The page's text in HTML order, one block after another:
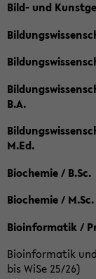
Bild- und
B.A.
M.Ed.
Biochemie / B.Sc.
Biochemie / M.Sc.
Bioinformatik /
Bioinformatik
bis WiSe 25/26)